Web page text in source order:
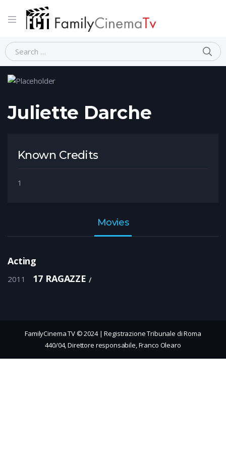
Home Person Juliette Darche
Juliette Darche
Known Credits
1
Movies
Acting
2011 17 RAGAZZE
FamilyCinema TV © 2024 | Registrazione Tribunale di Roma
440/04, Direttore responsabile, Franco Olearo